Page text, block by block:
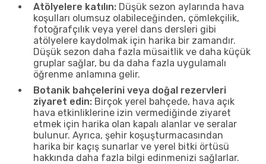
Atölyelere katılın: Düşük sezon aylarında hava
koşulları olumsuz olabileceğinden, çömlekçilik,
fotoğrafçılık veya yerel dans dersleri gibi
atölyelere kaydolmak için harika bir zamandır.
Düşük sezon daha fazla müsaitlik ve daha küçük
gruplar sağlar, bu da daha fazla uygulamalı
öğrenme anlamına gelir.
Botanik bahçelerini veya doğal rezervleri
ziyaret edin: Birçok yerel bahçede, hava açık
hava etkinliklerine izin vermediğinde ziyaret
etmek için harika olan kapalı alanlar ve seralar
bulunur. Ayrıca, şehir koşuşturmacasından
harika bir kaçış sunarlar ve yerel bitki örtüsü
hakkında daha fazla bilgi edinmenizi sağlarlar.